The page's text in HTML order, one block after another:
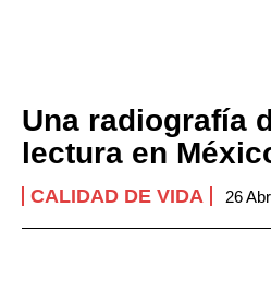
Una radiografía
lectura en
CALIDAD DE VIDA 26